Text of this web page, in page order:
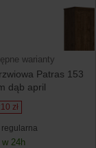
warianty
Patras 153
dąb april
zł
regularna
w 24h